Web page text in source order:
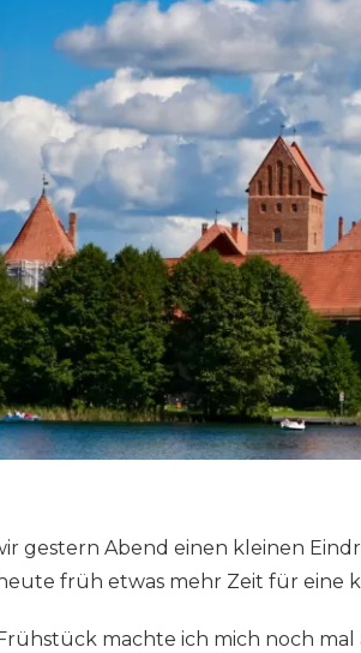
gestern Abend einen kleinen
früh etwas mehr Zeit für eine
machte ich mich noch